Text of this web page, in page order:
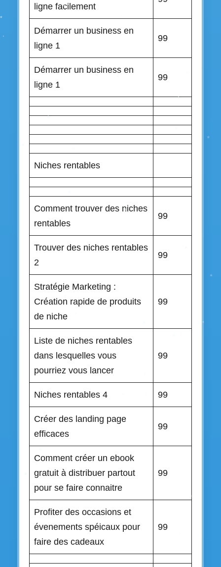
ligne facilement
Démarrer un business en
ligne 1
99
Démarrer un business en
ligne 1
99
Niches rentables
Comment trouver des niches
rentables
99
Trouver des niches rentables
2
99
Stratégie Marketing :
Création rapide de produits
de niche
99
Liste de niches rentables
dans lesquelles vous
pourriez vous lancer
99
Niches rentables 4 99
Créer des landing page
efficaces
99
Comment créer un ebook
gratuit à distribuer partout
pour se faire connaitre
99
Profiter des occasions et
évenements spéicaux pour
faire des cadeaux
99